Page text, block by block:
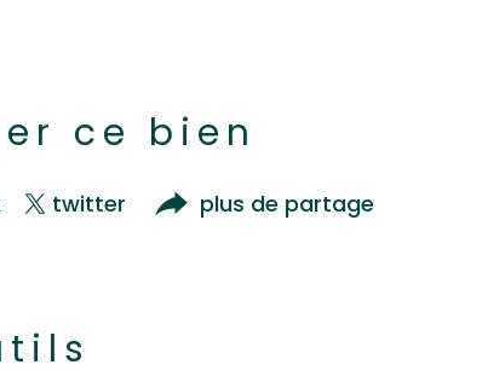
ce bien
twitter plus de partage